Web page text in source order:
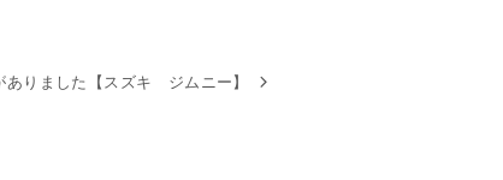
りました【スズキ ジムニー】